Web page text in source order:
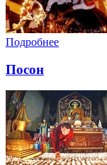
Подробнее
Посон